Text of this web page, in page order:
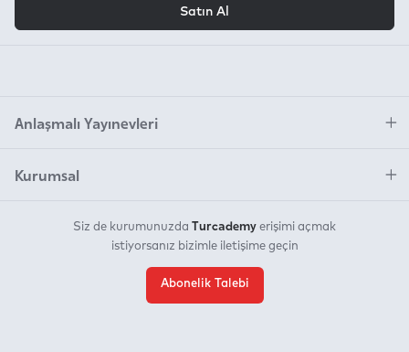
Satın Al
Anlaşmalı Yayınevleri
Kurumsal
Siz de kurumunuzda Turcademy erişimi açmak
istiyorsanız bizimle iletişime geçin
Abonelik Talebi